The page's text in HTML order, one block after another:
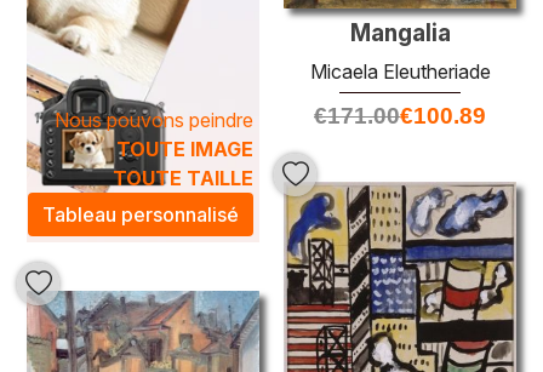
Nous pouvons peindre
TOUTE IMAGE
TOUTE TAILLE
Tableau personnalisé
Mangalia
Micaela Eleutheriade
€171.00€100.89